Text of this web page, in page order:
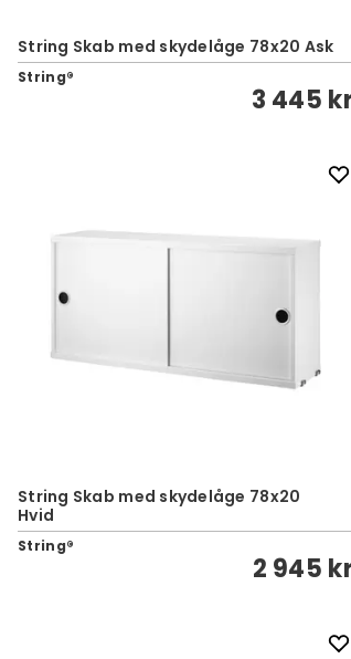
String Skab med skydelåge 78x20 Ask
String®
3 445
String Skab med skydelåge 78x20
Hvid
String®
2 945